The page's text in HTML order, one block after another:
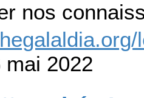
nos
2022